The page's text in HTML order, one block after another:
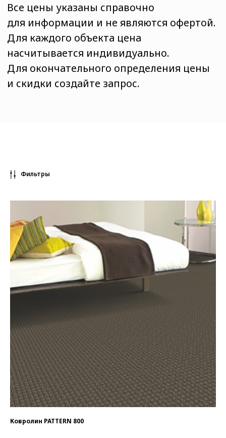
Фильтры
Ковролин PATTERN 800